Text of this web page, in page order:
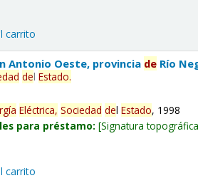
carrito
Antonio Oeste, provincia de Río
delEstado.
Eléctrica, Sociedad delEstado, 1998
para préstamo: Signatura
carrito